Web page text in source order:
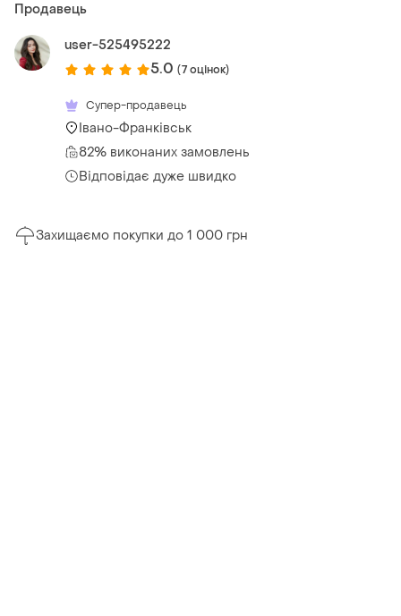
Продавець
user-525495222
5.0 (7 оцінок)
Супер-продавець
Івано-Франківськ
82% виконаних замовлень
Відповідає дуже швидко
Захищаємо покупки до 1 000 грн